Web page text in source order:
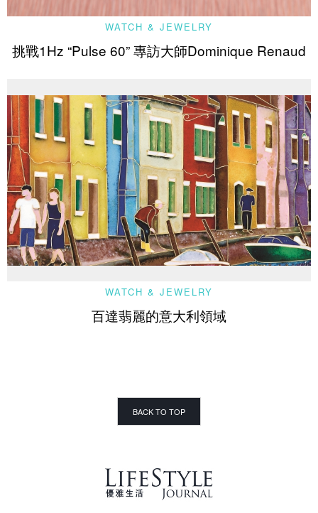
WATCH & JEWELRY
挑戰1Hz “Pulse 60” 專訪大師Dominique Renaud
WATCH & JEWELRY
百達翡麗的意大利領域
BACK TO TOP